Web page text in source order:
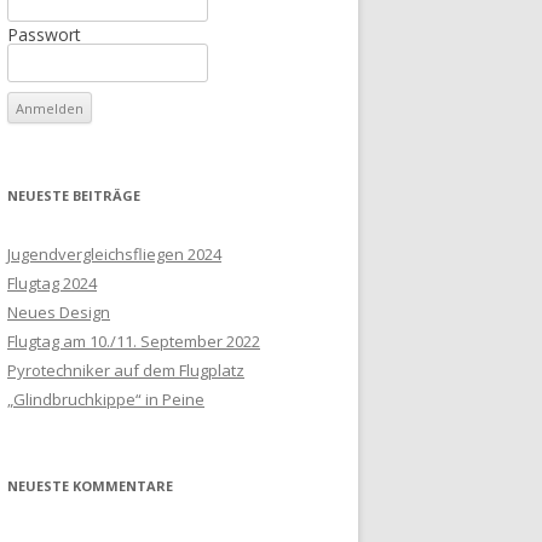
Passwort
NEUESTE BEITRÄGE
Jugendvergleichsfliegen 2024
Flugtag 2024
Neues Design
Flugtag am 10./11. September 2022
Pyrotechniker auf dem Flugplatz
„Glindbruchkippe“ in Peine
NEUESTE KOMMENTARE